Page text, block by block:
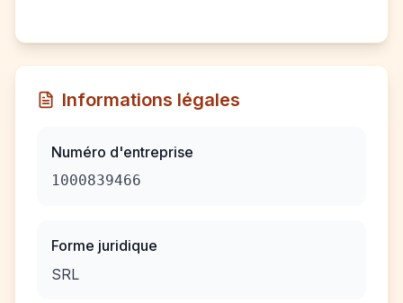
Informations légales
Numéro d'entreprise
1000839466
Forme juridique
SRL